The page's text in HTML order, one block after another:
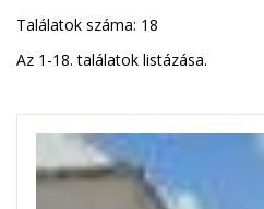
Találatok száma: 18
Az 1-18. találatok listázása.